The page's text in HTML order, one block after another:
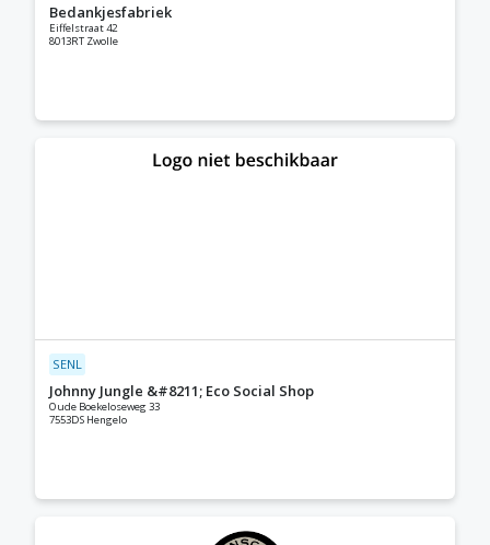
Bedankjesfabriek
Eiffelstraat 42
8013RT Zwolle
SENL
Johnny Jungle &#8211; Eco Social Shop
Oude Boekeloseweg 33
7553DS Hengelo